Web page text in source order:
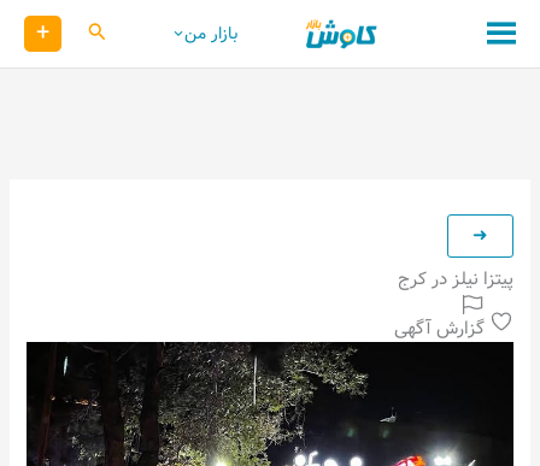
محتوا
بازار من کاوش +
پیتزا نیلز در کرج
گزارش آگهی